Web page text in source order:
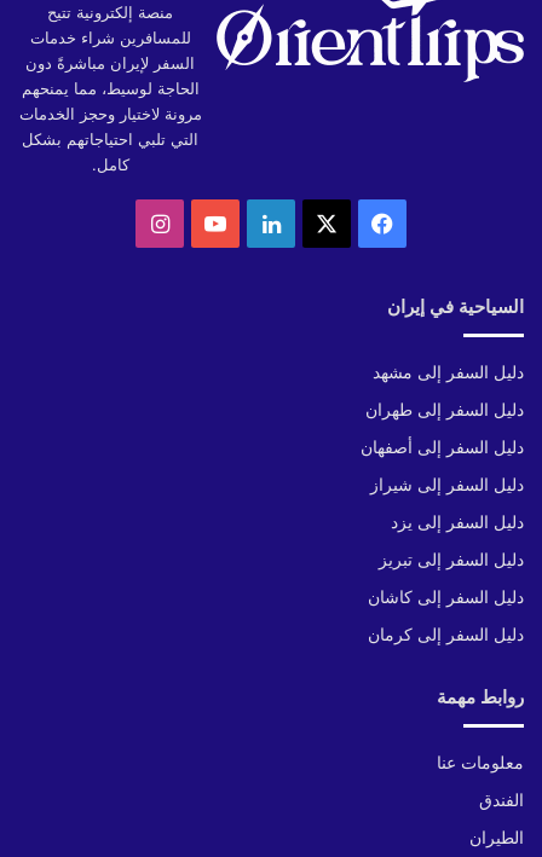
منصة إلكترونية تتيح
للمسافرين شراء خدمات
السفر لإيران مباشرةً دون
الحاجة لوسيط، مما يمنحهم
مرونة لاختيار وحجز الخدمات
التي تلبي احتياجاتهم بشكل
كامل.
فيسبوك لينكدإن‫YouTubeانستقرام
السياحية في إيران
دليل السفر إلى مشهد
دليل السفر إلى طهران
دليل السفر إلى أصفهان
دليل السفر إلى شيراز
دليل السفر إلى يزد
دليل السفر إلى تبريز
دليل السفر إلى كاشان
دليل السفر إلى كرمان
روابط مهمة
معلومات عنا
الفندق
الطيران